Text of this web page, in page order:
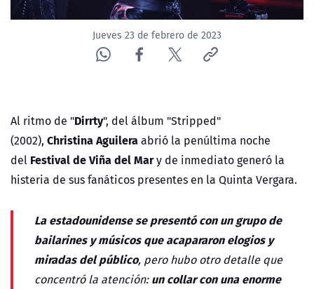
Jueves 23 de febrero de 2023
Al ritmo de "Dirrty", del álbum "Stripped"
(2002), Christina Aguileraabrió la penúltima noche
del Festival de Viña del Mary de inmediato generó la
histeria de sus fanáticos presentes en la Quinta Vergara.
La estadounidense se presentó con un grupo de
bailarines y músicos que acapararon elogios y
miradas del público, pero hubo otro detalle que
concentró la atención: un collar con una enorme